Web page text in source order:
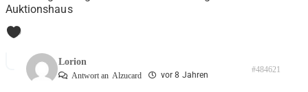
Auktionshaus
0
Lorion
Antwort an Alzucard vor 8 Jahren
#484621